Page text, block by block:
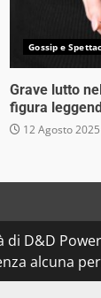
Gossip e
Grave lutto
figura
12 Agosto 2025
D&D
alcuna